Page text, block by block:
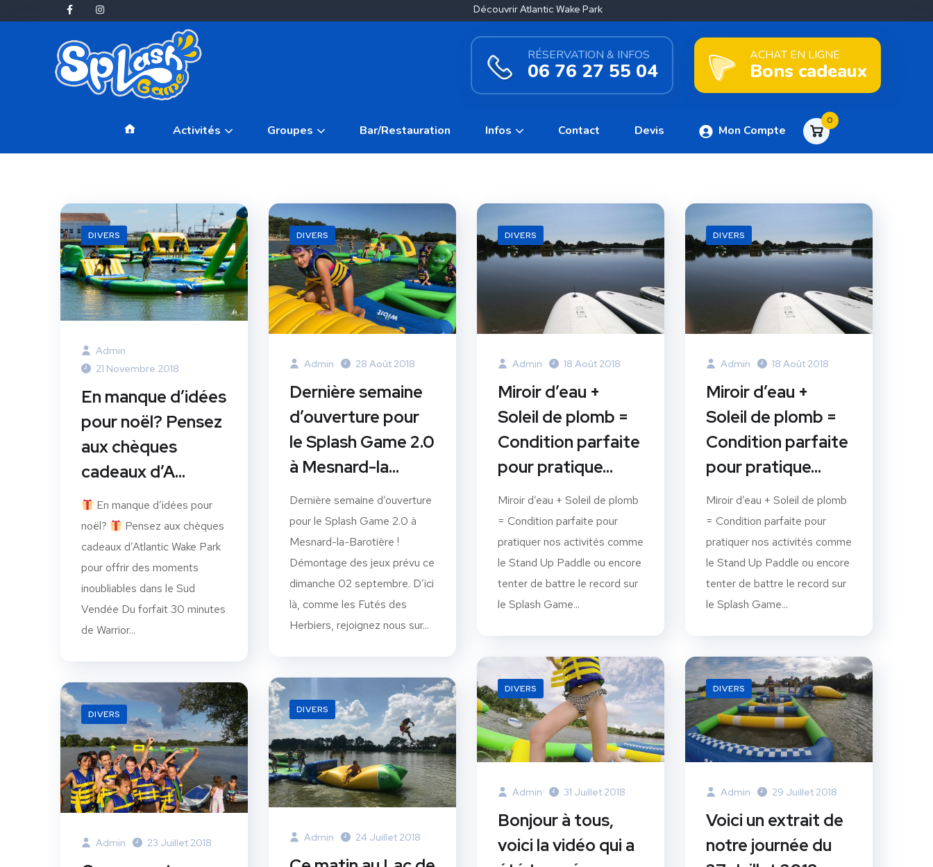
Découvrir Atlantic Wake Park
RÉSERVATION & INFOS
06 76 27 55 04
ACHAT EN LIGNE
Bons cadeaux
AccueilActivités Groupes Bar/Restauration Infos Contact Devis Mon Compte
0
DIVERS
Admin
21 Novembre 2018
En manque d’idées
pour noël? Pensez
aux chèques
cadeaux d’A…
En manque d’idées pour
noël?
Pensez aux chèques
cadeaux d’Atlantic Wake Park
pour offrir des moments
inoubliables dans le Sud
Vendée Du forfait 30 minutes
de Warrior...
DIVERS
Admin 28 Août 2018
Dernière semaine
d’ouverture pour
le Splash Game 2.0
à Mesnard-la…
Dernière semaine d’ouverture
pour le Splash Game 2.0 à
Mesnard-la-Barotière !
Démontage des jeux prévu ce
dimanche 02 septembre. D’ici
là, comme les Futés des
Herbiers, rejoignez nous sur...
DIVERS
Admin 18 Août 2018
Miroir d’eau +
Soleil de plomb =
Condition parfaite
pour pratique…
Miroir d’eau + Soleil de plomb
= Condition parfaite pour
pratiquer nos activités comme
le Stand Up Paddle ou encore
tenter de battre le record sur
le Splash Game...
DIVERS
Admin 18 Août 2018
Miroir d’eau +
Soleil de plomb =
Condition parfaite
pour pratique…
Miroir d’eau + Soleil de plomb
= Condition parfaite pour
pratiquer nos activités comme
le Stand Up Paddle ou encore
tenter de battre le record sur
le Splash Game...
DIVERS
Admin 31 Juillet 2018
Bonjour à tous,
voici la vidéo qui a
DIVERS
Admin 29 Juillet 2018
Voici un extrait de
notre journée du
DIVERS
Admin 24 Juillet 2018
DIVERS
Admin 23 Juillet 2018